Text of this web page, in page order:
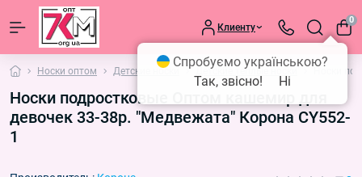
Клиенту
0
Носки оптом Детские носки Детские тёплые носки Носки
Носки подростковые Оптом кашемир для
девочек 33-38р. "Медвежата" Корона CY552-
1
Спробуємо українською?
Так, звісно!
Ні